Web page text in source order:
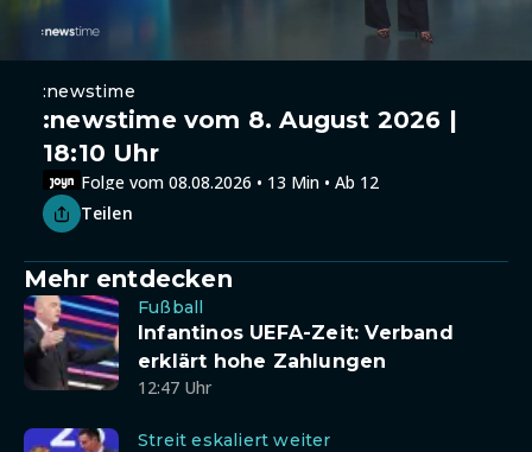
:newstime
:newstime vom 8. August 2026 |
18:10 Uhr
Folge vom 08.08.2026 • 13 Min • Ab 12
Teilen
Mehr entdecken
Fußball
Infantinos UEFA-Zeit: Verband
erklärt hohe Zahlungen
12:47 Uhr
Streit eskaliert weiter